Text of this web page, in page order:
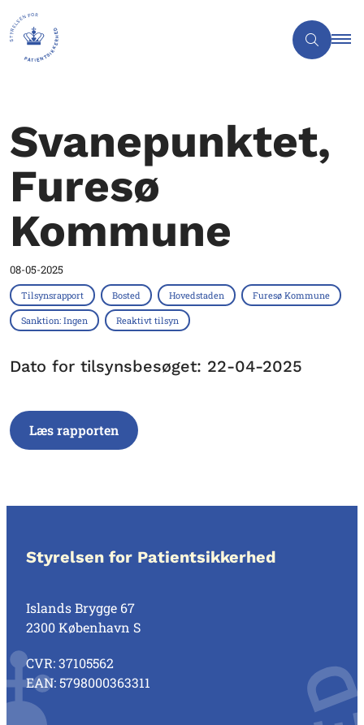
Svanepunktet,
Furesø
Kommune
08-05-2025
Tilsynsrapport Bosted Hovedstaden Furesø Kommune
Sanktion: Ingen Reaktivt tilsyn
Dato for tilsynsbesøget: 22-04-2025
Læs rapporten
Styrelsen for Patientsikkerhed
Islands Brygge 67
2300 København S
CVR: 37105562
EAN: 5798000363311